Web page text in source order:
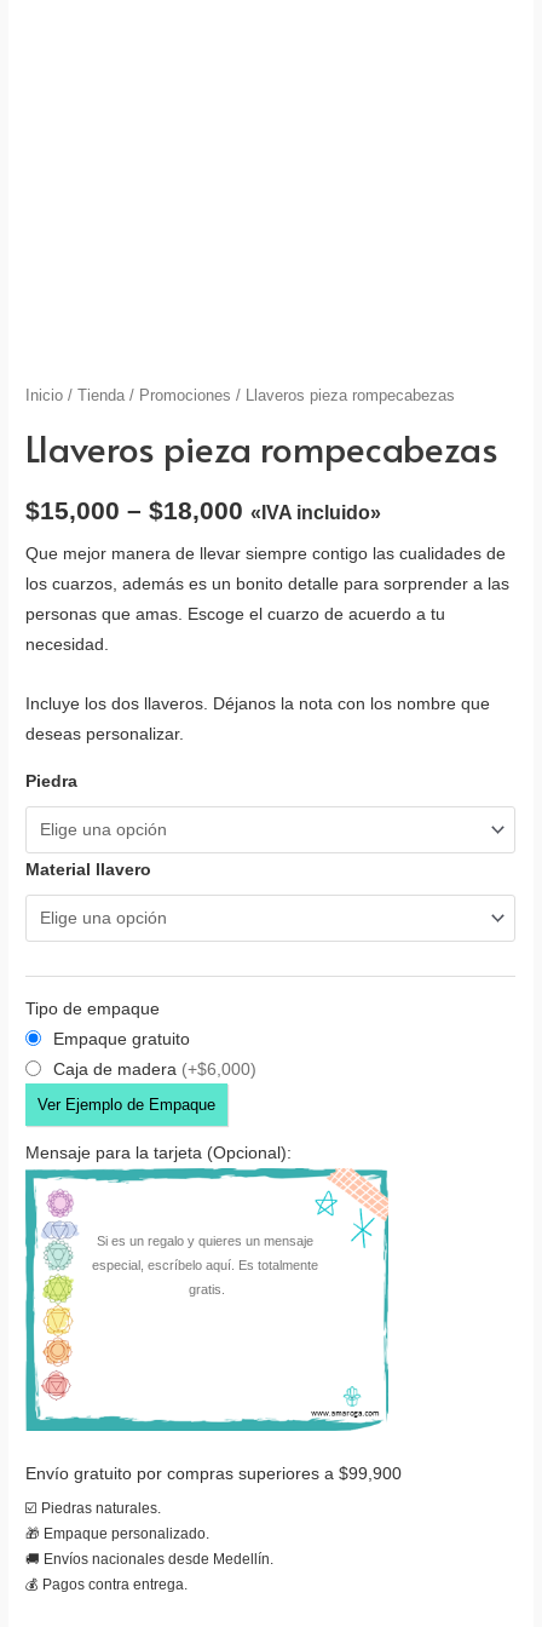
Inicio / Tienda / Promociones / Llaveros pieza rompecabezas
Llaveros pieza rompecabezas
$15,000 –$18,000 «IVA incluido»
Que mejor manera de llevar siempre contigo las cualidades de
los cuarzos, además es un bonito detalle para sorprender a las
personas que amas. Escoge el cuarzo de acuerdo a tu
necesidad.
Incluye los dos llaveros. Déjanos la nota con los nombre que
deseas personalizar.
Piedra
Material llavero
Tipo de empaque
Empaque gratuito
Caja de madera (+$6,000)
Ver Ejemplo de Empaque
Mensaje para la tarjeta (Opcional):
Envío gratuito por compras superiores a $99,900
☑️ Piedras naturales.
🎁 Empaque personalizado.
🚚 Envíos nacionales desde Medellín.
💰 Pagos contra entrega.